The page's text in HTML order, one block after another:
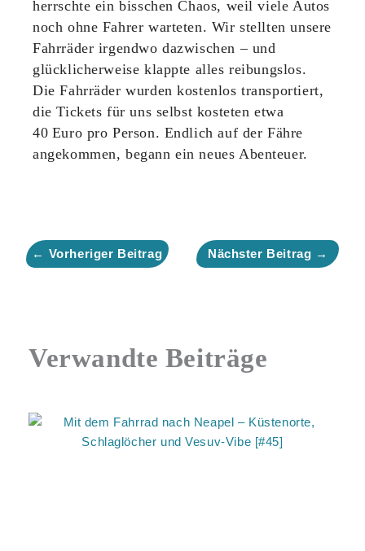
herrschte ein bisschen Chaos, weil viele Autos
noch ohne Fahrer warteten. Wir stellten unsere
Fahrräder irgendwo dazwischen – und
glücklicherweise klappte alles reibungslos.
Die Fahrräder wurden kostenlos transportiert,
die Tickets für uns selbst kosteten etwa
40 Euro pro Person. Endlich auf der Fähre
angekommen, begann ein neues Abenteuer.
← Vorheriger Beitrag Nächster Beitrag →